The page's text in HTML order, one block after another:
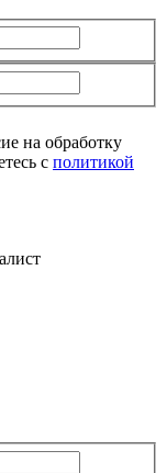
на обработку
с политикой